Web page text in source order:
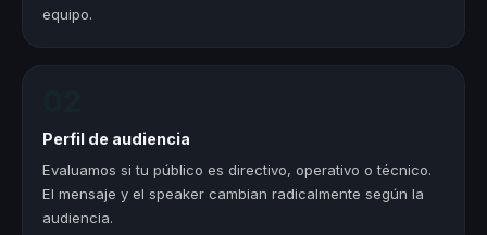
equipo.
Perfil de audiencia
Evaluamos si tu público es directivo, operativo o técnico.
El mensaje y el speaker cambian radicalmente según la
audiencia.